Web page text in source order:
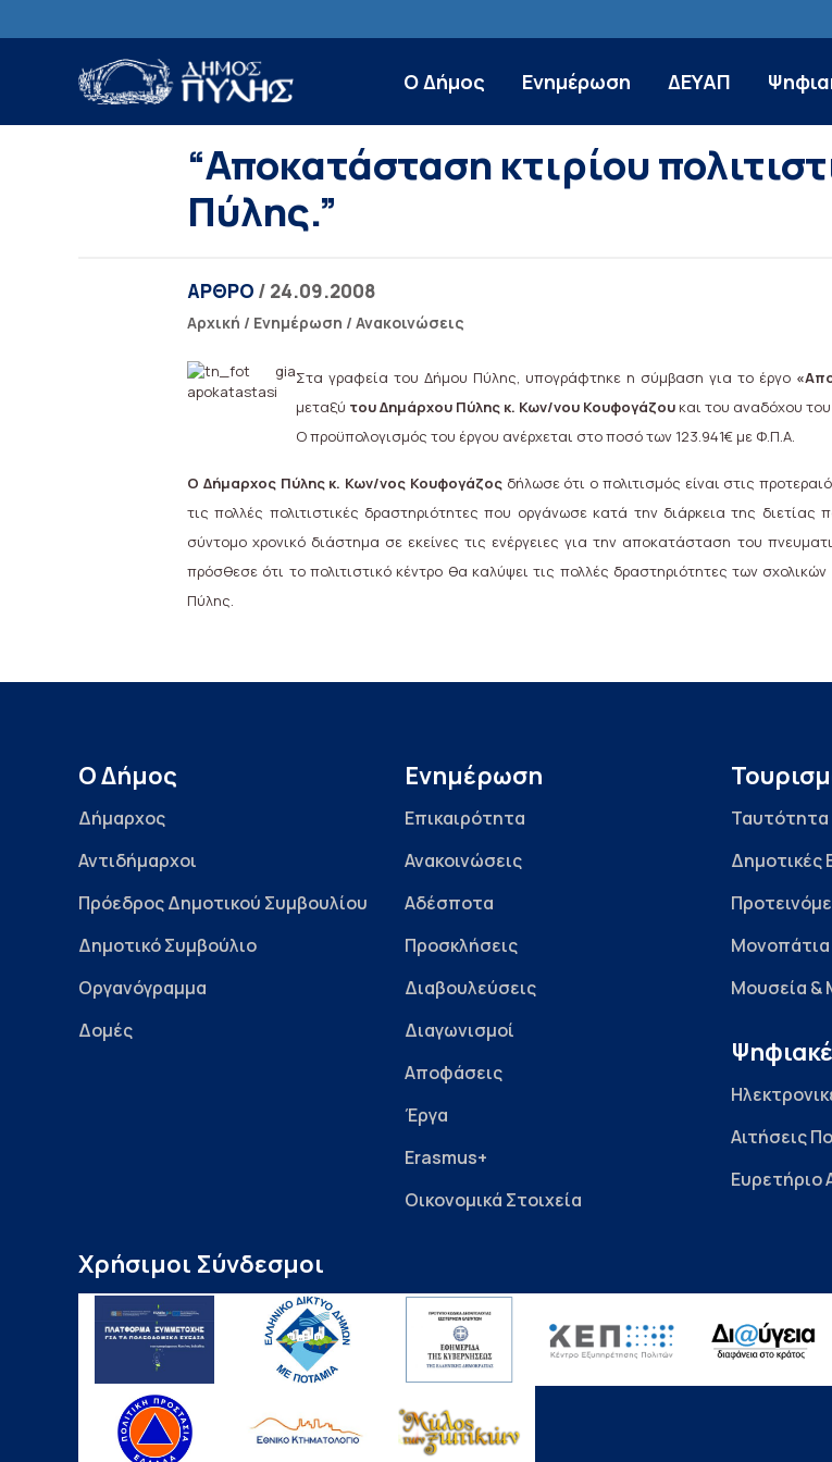
Ο Δήμος Ενημέρωση ΔΕΥΑΠ
“Αποκατάσταση κτιρίου
Πύλης.”
ΑΡΘΡΟ / 24.09.2008
Αρχική / Ενημέρωση / Ανακοινώσεις
Στα γραφεία του Δήμου Πύλης, υπογράφτηκε η σύμβαση για το έργο
μεταξύ του Δημάρχου Πύλης κ. Κων/νου Κουφογάζου και του αναδόχου
Ο προϋπολογισμός του έργου ανέρχεται στο ποσό των 123.941€ με Φ.Π.Α.
Ο Δήμαρχος Πύλης κ. Κων/νος Κουφογάζος δήλωσε ότι ο πολιτισμός είναι στις
τις πολλές πολιτιστικές δραστηριότητες που οργάνωσε κατά την διάρκεια της
σύντομο χρονικό διάστημα σε εκείνες τις ενέργειες για την αποκατάσταση του
πρόσθεσε ότι το πολιτιστικό κέντρο θα καλύψει τις πολλές δραστηριότητες των
Πύλης.
Ο Δήμος
Δήμαρχος
Αντιδήμαρχοι
Πρόεδρος Δημοτικού Συμβουλίου
Δημοτικό Συμβούλιο
Οργανόγραμμα
Δομές
Ενημέρωση
Επικαιρότητα
Ανακοινώσεις
Αδέσποτα
Προσκλήσεις
Διαβουλεύσεις
Διαγωνισμοί
Αποφάσεις
Έργα
Erasmus+
Οικονομικά Στοιχεία
Δημοτικές
Μονοπάτια
Μουσεία &
Αιτήσεις
Χρήσιμοι Σύνδεσμοι